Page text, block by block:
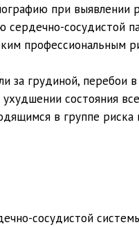
при выявлении
сосудистой
профессиональным
за грудиной, перебои
состояния
в группе риска
сосудистой